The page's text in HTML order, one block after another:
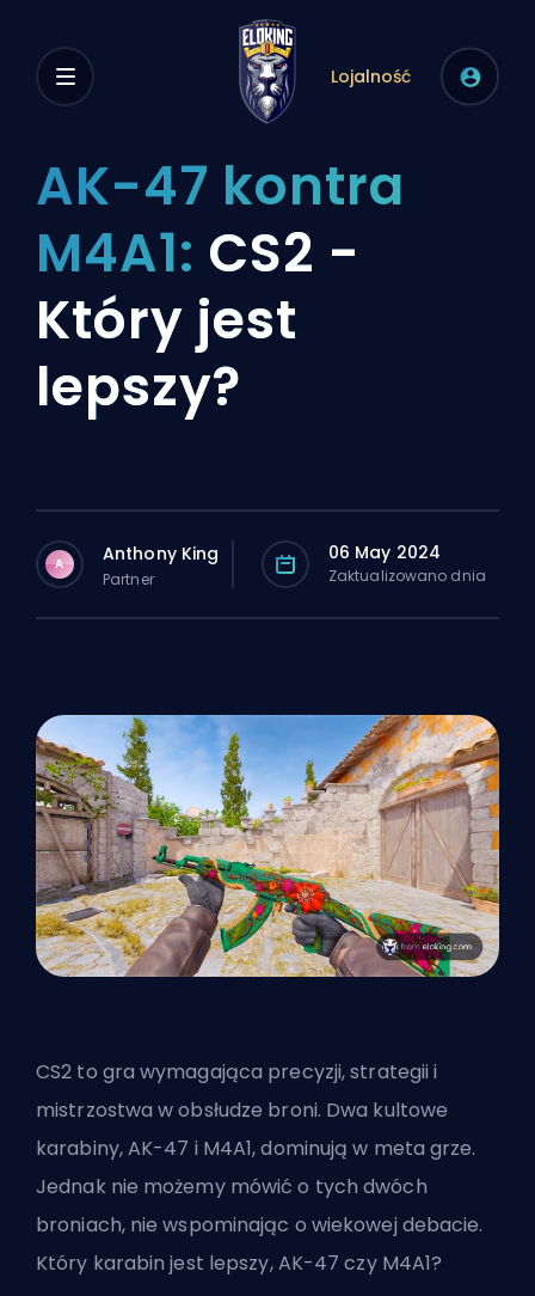
Lojalność
AK-47 kontra
M4A1: CS2 -
Który jest
lepszy?
A Anthony King
Partner
06 May 2024
Zaktualizowano dnia
CS2 to gra wymagająca precyzji, strategii i
mistrzostwa w obsłudze broni. Dwa kultowe
karabiny, AK-47 i M4A1, dominują w meta grze.
Jednak nie możemy mówić o tych dwóch
broniach, nie wspominając o wiekowej debacie.
Który karabin jest lepszy, AK-47 czy M4A1?